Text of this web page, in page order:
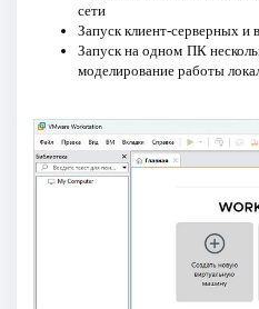
сети
Запуск клиент-серверных
Запуск на одном ПК
моделирование работы